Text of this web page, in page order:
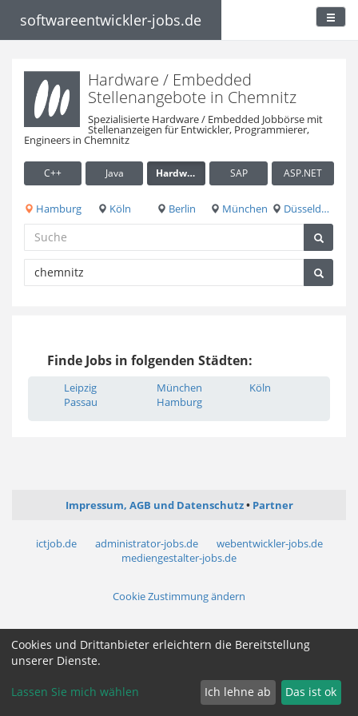
softwareentwickler-jobs.de
Hardware / Embedded
Stellenangebote in Chemnitz
Spezialisierte Hardware / Embedded Jobbörse mit
Stellenanzeigen für Entwickler, Programmierer,
Engineers in Chemnitz
C++ Java Hardware / Embedded SAP ASP.NET
Hamburg Köln Berlin München Düsseldorf
Finde Jobs in folgenden Städten:
Leipzig
Passau
München
Hamburg
Köln
Impressum, AGB und Datenschutz Partner
ictjob.de administrator-jobs.de
webentwickler-jobs.de
mediengestalter-jobs.de
Cookie Zustimmung ändern
Cookies und Drittanbieter erleichtern die Bereitstellung
unserer Dienste.
Lassen Sie mich wählen Ich lehne ab Das ist ok